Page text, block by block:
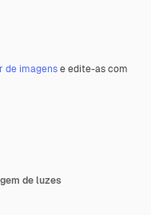
de imagense edite-as com
de luzes